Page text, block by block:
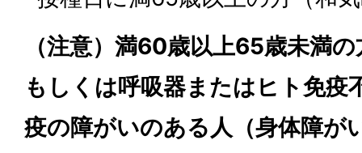
（注意）満60歳以上65歳未満
もしくは呼吸器またはヒト免疫
疫の障がいのある人（身体障が